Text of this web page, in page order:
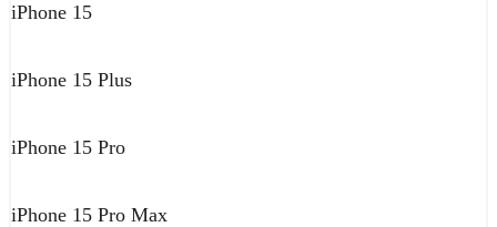
iPhone 15
iPhone 15 Plus
iPhone 15 Pro
iPhone 15 Pro Max